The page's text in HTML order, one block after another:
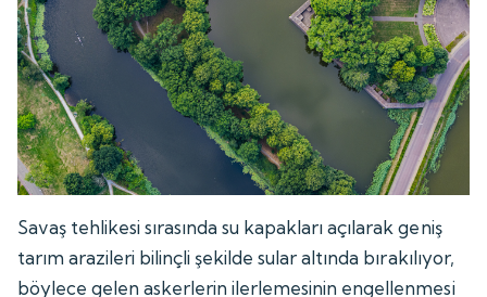
Savaş tehlikesi sırasında su kapakları açılarak geniş
tarım arazileri bilinçli şekilde sular altında bırakılıyor,
böylece gelen askerlerin ilerlemesinin engellenmesi